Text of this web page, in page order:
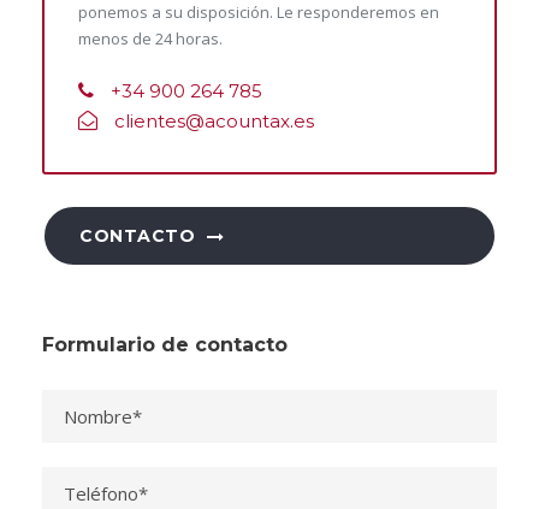
ponemos a su disposición. Le responderemos en
menos de 24 horas.
+34 900 264 785
clientes@acountax.es
CONTACTO
Formulario de contacto